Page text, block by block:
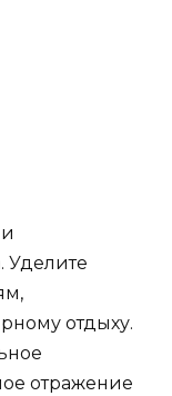
Уделите
отдыху.
отражение